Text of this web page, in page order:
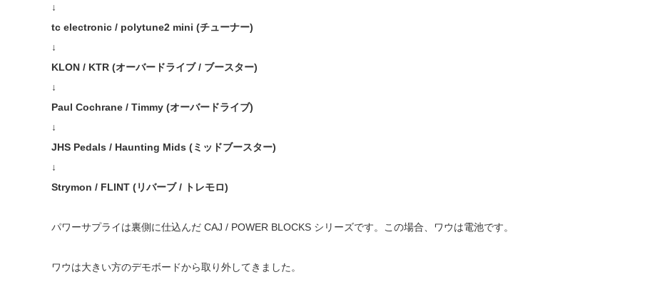
↓
tc electronic / polytune2 mini (チューナー)
↓
KLON / KTR (オーバードライブ / ブースター)
↓
Paul Cochrane / Timmy (オーバードライブ)
↓
JHS Pedals / Haunting Mids (ミッドブースター)
↓
Strymon / FLINT (リバーブ / トレモロ)
パワーサプライは裏側に仕込んだ CAJ / POWER BLOCKS シリーズです。この場合、ワウは電池です。
ワウは大きい方のデモボードから取り外してきました。